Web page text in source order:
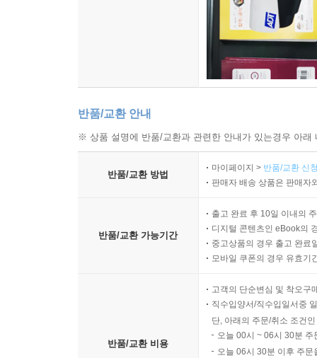
반품/교환 안내
※ 상품 설명에 반품/교환과 관련한 안내가 있는경우 아
반품/교환 방법
마이페이지 > 반품/교환 신
판매자 배송 상품은 판매자
반품/교환 가능기간
출고 완료 후 10일 이내의
디지털 콘텐츠인 eBook의
중고상품의 경우 출고 완료
모바일 쿠폰의 경우 유효기
반품/교환 비용
고객의 단순변심 및 착오구
직수입양서/직수입일서중
단, 아래의 주문/취소 조건
오늘 00시 ~ 06시 30분
오늘 06시 30분 이후 주